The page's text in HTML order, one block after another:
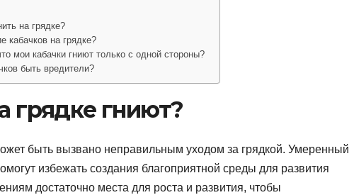
на грядке?
кабачков на грядке?
мои кабачки гниют только с одной стороны?
быть вредители?
грядке гниют?
быть вызвано неправильным уходом за грядкой. Умеренный
избежать создания благоприятной среды для развития
достаточно места для роста и развития, чтобы